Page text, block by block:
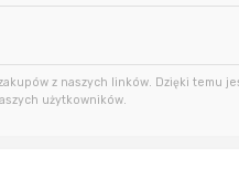
z naszych linków. Dzięki temu
użytkowników.
Agata_Wa